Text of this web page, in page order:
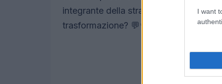
I want
integrante della strategia aziendale.
trasformazione? 💬✨